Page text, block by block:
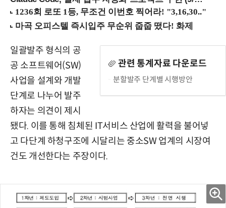
관련 통계자료 다운로드
분할발주 단계별 시행방안
일괄발주 형식의 공
공 소프트웨어(SW)
사업을 설계와 개발
단계로 나누어 발주
하자는 의견이 제시
됐다. 이를 통해 침체된 IT서비스 산업에 활력을 불어넣
고 다단계 하청구조에 시달리는 중소SW 업계의 시장여
건도 개선한다는 주장이다.